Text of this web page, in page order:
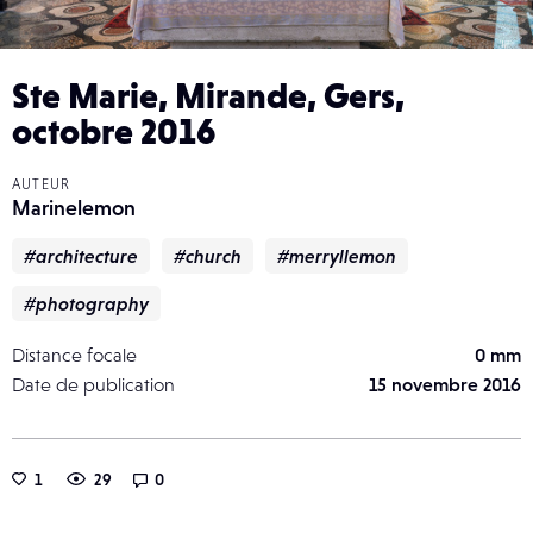
Ste Marie, Mirande, Gers,
octobre 2016
AUTEUR
Marinelemon
#architecture #church #merryllemon
#photography
Distance focale
0 mm
Date de publication
15 novembre 2016
1 29 0